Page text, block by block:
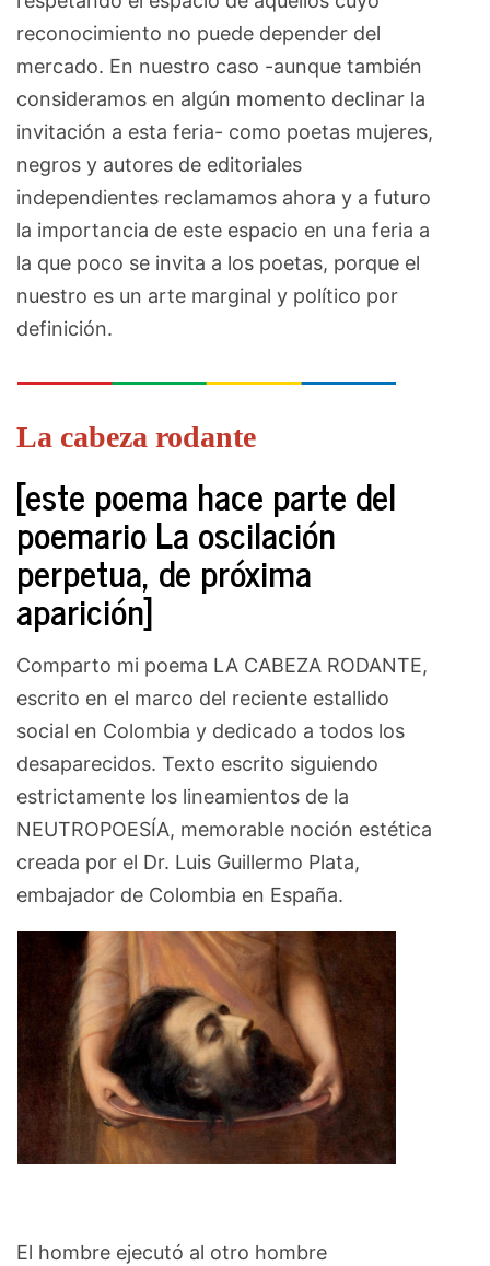
reconocimiento no puede depender del
mercado. En nuestro caso -aunque también
consideramos en algún momento declinar la
invitación a esta feria- como poetas mujeres,
negros y autores de editoriales
independientes reclamamos ahora y a futuro
la importancia de este espacio en una feria a
la que poco se invita a los poetas, porque el
nuestro es un arte marginal y político por
definición.
La cabeza rodante
[este poema hace parte del
poemario La oscilación
perpetua, de próxima
aparición]
Comparto mi poema LA CABEZA RODANTE,
escrito en el marco del reciente estallido
social en Colombia y dedicado a todos los
desaparecidos. Texto escrito siguiendo
estrictamente los lineamientos de la
NEUTROPOESÍA, memorable noción estética
creada por el Dr. Luis Guillermo Plata,
embajador de Colombia en España.
El hombre ejecutó al otro hombre